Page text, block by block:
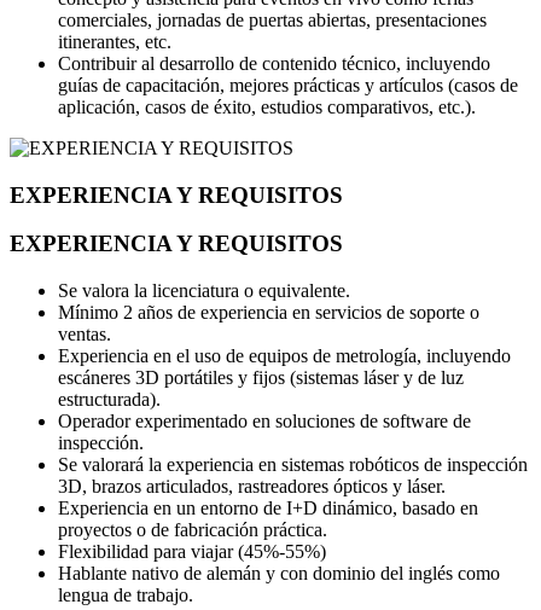
comerciales, jornadas de puertas abiertas, presentaciones
itinerantes, etc.
Contribuir al desarrollo de contenido técnico, incluyendo
guías de capacitación, mejores prácticas y artículos (casos de
aplicación, casos de éxito, estudios comparativos, etc.).
EXPERIENCIA Y REQUISITOS
EXPERIENCIA Y REQUISITOS
Se valora la licenciatura o equivalente.
Mínimo 2 años de experiencia en servicios de soporte o
ventas.
Experiencia en el uso de equipos de metrología, incluyendo
escáneres 3D portátiles y fijos (sistemas láser y de luz
estructurada).
Operador experimentado en soluciones de software de
inspección.
Se valorará la experiencia en sistemas robóticos de inspección
3D, brazos articulados, rastreadores ópticos y láser.
Experiencia en un entorno de I+D dinámico, basado en
proyectos o de fabricación práctica.
Flexibilidad para viajar (45%-55%)
Hablante nativo de alemán y con dominio del inglés como
lengua de trabajo.